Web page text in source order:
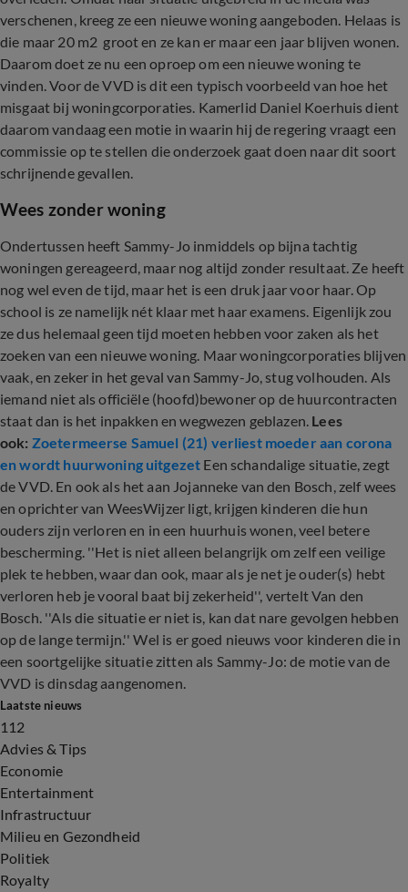
verschenen, kreeg ze een nieuwe woning aangeboden. Helaas is
die maar 20 m2 groot en ze kan er maar een jaar blijven wonen.
Daarom doet ze nu een oproep om een nieuwe woning te
vinden. Voor de VVD is dit een typisch voorbeeld van hoe het
misgaat bij woningcorporaties. Kamerlid Daniel Koerhuis dient
daarom vandaag een motie in waarin hij de regering vraagt een
commissie op te stellen die onderzoek gaat doen naar dit soort
schrijnende gevallen.
Wees zonder woning
Ondertussen heeft Sammy-Jo inmiddels op bijna tachtig
woningen gereageerd, maar nog altijd zonder resultaat. Ze heeft
nog wel even de tijd, maar het is een druk jaar voor haar. Op
school is ze namelijk nét klaar met haar examens. Eigenlijk zou
ze dus helemaal geen tijd moeten hebben voor zaken als het
zoeken van een nieuwe woning. Maar woningcorporaties blijven
vaak, en zeker in het geval van Sammy-Jo, stug volhouden. Als
iemand niet als officiële (hoofd)bewoner op de huurcontracten
staat dan is het inpakken en wegwezen geblazen. Lees
ook: Zoetermeerse Samuel (21) verliest moeder aan corona
en wordt huurwoning uitgezet Een schandalige situatie, zegt
de VVD. En ook als het aan Jojanneke van den Bosch, zelf wees
en oprichter van WeesWijzer ligt, krijgen kinderen die hun
ouders zijn verloren en in een huurhuis wonen, veel betere
bescherming. ''Het is niet alleen belangrijk om zelf een veilige
plek te hebben, waar dan ook, maar als je net je ouder(s) hebt
verloren heb je vooral baat bij zekerheid'', vertelt Van den
Bosch. ''Als die situatie er niet is, kan dat nare gevolgen hebben
op de lange termijn.'' Wel is er goed nieuws voor kinderen die in
een soortgelijke situatie zitten als Sammy-Jo: de motie van de
VVD is dinsdag aangenomen.
Laatste nieuws
112
Advies & Tips
Economie
Entertainment
Infrastructuur
Milieu en Gezondheid
Politiek
Royalty